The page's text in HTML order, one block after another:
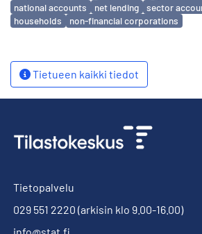
national accounts
net lending sector
households
non-financial corporations
Tietueen kaikki tiedot
Tietopalvelu
029 551 2220 (arkisin klo 9.00-16.00)